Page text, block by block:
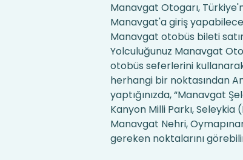
Manavgat Otogarı,
Manavgat'a giriş
Manavgat otobüs bileti
Yolculuğunuz Manavgat
otobüs seferlerini
herhangi bir noktasından
yaptığınızda, “Manavgat
Kanyon Milli Parkı,
Manavgat Nehri,
gereken noktalarını